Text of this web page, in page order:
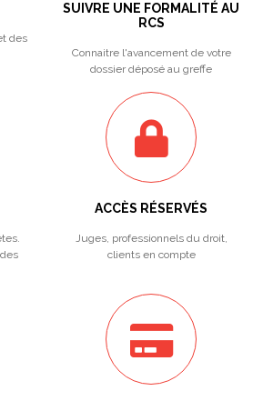
des
SUIVRE UNE FORMALITÉ AU
RCS
Connaitre l'avancement de votre
dossier déposé au greffe
ACCÈS RÉSERVÉS
Juges, professionnels du droit,
clients en compte